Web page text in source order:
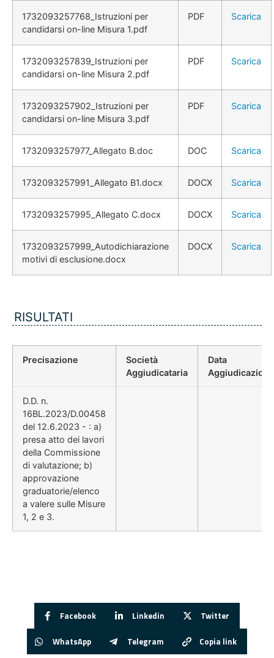
1732093257768_Istruzioni per
candidarsi on-line Misura 1.pdf
PDF Scarica
1732093257839_Istruzioni per
candidarsi on-line Misura 2.pdf
PDF Scarica
1732093257902_Istruzioni per
candidarsi on-line Misura 3.pdf
PDF Scarica
1732093257977_Allegato B.doc DOC Scarica
1732093257991_Allegato B1.docx DOCX Scarica
1732093257995_Allegato C.docx DOCX Scarica
1732093257999_Autodichiarazione
motivi di esclusione.docx
DOCX Scarica
RISULTATI
Precisazione
Società
Aggiudicataria
Data
Aggiudicazione
D.D. n.
16BL.2023/D.00458
del 12.6.2023 - : a)
presa atto dei lavori
della Commissione
di valutazione; b)
approvazione
graduatorie/elenco
a valere sulle Misure
1, 2 e 3.
Facebook Linkedin Twitter
WhatsApp Telegram Copia link